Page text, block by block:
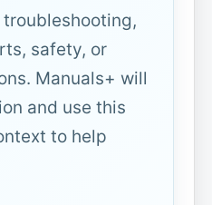
safety, or
Manuals+ will
and use this
to help